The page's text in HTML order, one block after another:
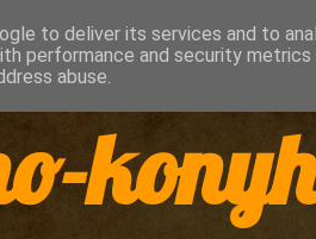
to deliver its services and to
performance and security
abuse.